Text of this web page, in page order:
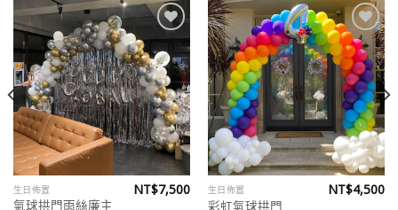
Add to
wishlist
生日佈置
氣球拱門雨絲廉主
NT$7,500
Add to
wishlist
生日佈置
彩虹氣球拱門
NT$4,500